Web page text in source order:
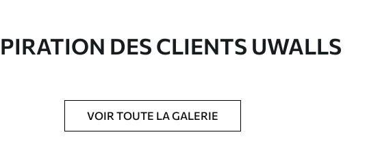
pour papier peint disponibles.
DES CLIENTS UWALLS
VOIR TOUTE LA GALERIE